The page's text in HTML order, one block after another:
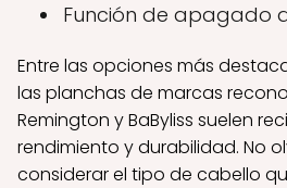
Función de apagado
Entre las opciones más
las planchas de marcas
Remington y BaByliss suelen
rendimiento y durabilidad. No
considerar el tipo de cabello